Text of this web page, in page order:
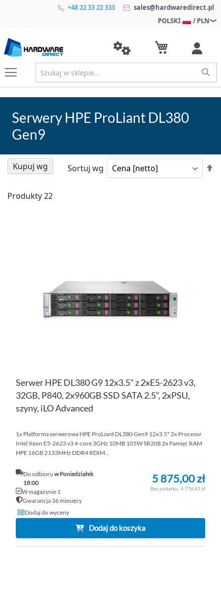
+48 22 33 22 333
sales@hardwaredirect.pl
POLSKI
/ PLN
Serwery HPE ProLiant DL380
Gen9
Produkty22
Sortuj wg
Serwer HPE DL380 G9 12x3.5" z 2xE5-2623 v3,
32GB, P840, 2x960GB SSD SATA 2.5", 2xPSU,
szyny, iLO Advanced
1x Platforma serwerowa HPE ProLiant DL380 Gen9 12x3.5" 2x Procesor
Intel Xeon E5-2623 v3 4-core 3GHz 10MB 105W SR208 2x Pamięć RAM
HPE 16GB 2133MHz DDR4 RDIM...
Do odbioru w Poniedziałek
18:00
W magazynie 1
Gwarancja 36 miesięcy
5 875,00 zł
4 776,42 zł
Dodaj do wyceny
Dodaj do koszyka
Kupuj wg